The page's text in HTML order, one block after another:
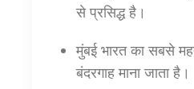
से प्रसिद्ध है।
मुंबई भारत का सबसे
बंदरगाह माना जाता है।